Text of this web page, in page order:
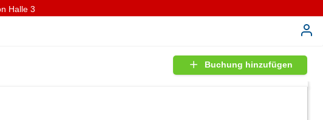
Halle 3
Buchung hinzufügen